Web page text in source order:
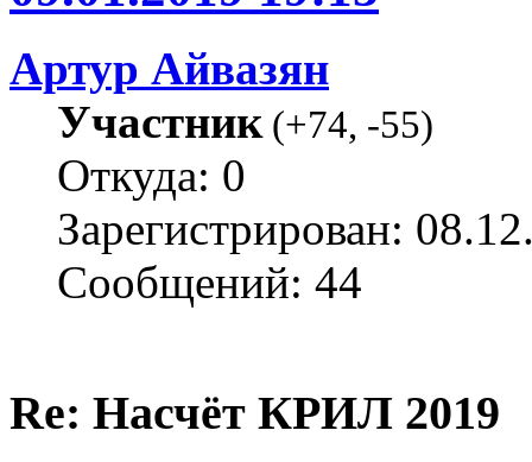
Артур Айвазян
Участник(+74, -55)
Откуда: 0
Зарегистрирован:
Сообщений: 44
Re: Насчёт КРИЛ 2019